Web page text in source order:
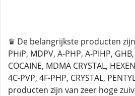
♛ De belangrijkste producten
PHiP, MDPV, A-PHP, A-PIHP, GHB,
COCAINE, MDMA CRYSTAL,
4C-PVP, 4F-PHP, CRYSTAL,
producten zijn van zeer hoge